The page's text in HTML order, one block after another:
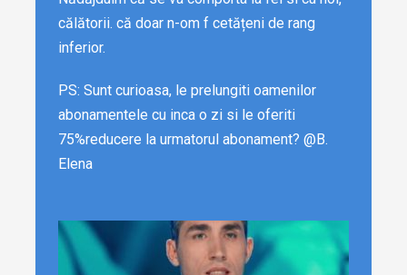
călătorii. că doar n-om f cetățeni de rang
inferior.
PS: Sunt curioasa, le prelungiti oamenilor
abonamentele cu inca o zi si le oferiti
75%reducere la urmatorul abonament? @B.
Elena